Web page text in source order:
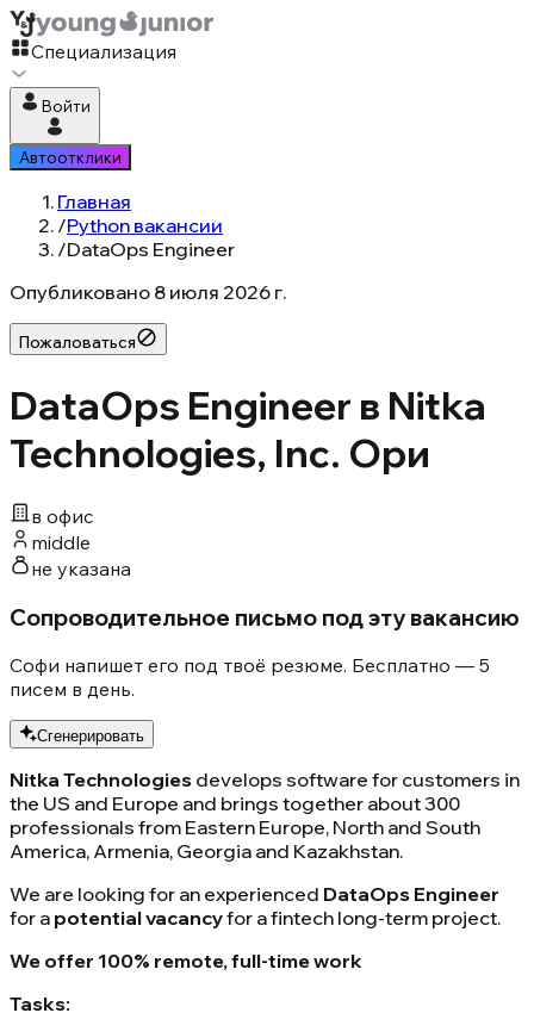
Специализация
Войти
Автоотклики
Главная
/Python вакансии
/DataOps Engineer
Опубликовано 8 июля 2026 г.
Пожаловаться
DataOps Engineer в Nitka
Technologies, Inc. Ори
в офис
middle
не указана
Сопроводительное письмо под эту вакансию
Софи напишет его под твоё резюме. Бесплатно — 5
писем в день.
Сгенерировать
Nitka Technologies develops software for customers in
the US and Europe and brings together about 300
professionals from Eastern Europe, North and South
America, Armenia, Georgia and Kazakhstan.
We are looking for an experienced DataOps Engineer
for a potential vacancyfor a fintech long-term project.
We offer 100% remote, full-time work
Tasks: